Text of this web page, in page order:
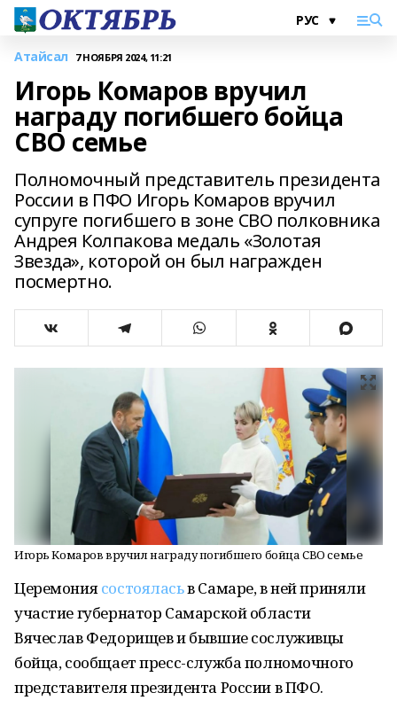
Атайсал 7 НОЯБРЯ 2024, 11:21
Игорь Комаров вручил
награду погибшего бойца
СВО семье
Полномочный представитель президента
России в ПФО Игорь Комаров вручил
супруге погибшего в зоне СВО полковника
Андрея Колпакова медаль «Золотая
Звезда», которой он был награжден
посмертно.
Игорь Комаров вручил награду погибшего бойца СВО семье
Церемониясостояласьв Самаре, в ней приняли
участие губернатор Самарской области
Вячеслав Федорищев и бывшие сослуживцы
бойца, сообщает пресс-служба полномочного
представителя президента России в ПФО.